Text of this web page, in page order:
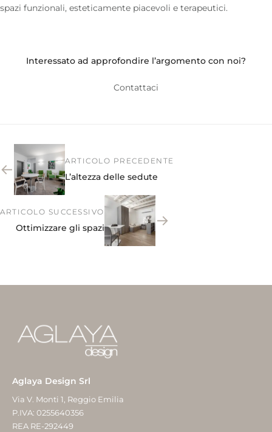
spazi funzionali, esteticamente piacevoli e terapeutici.
Interessato ad approfondire l’argomento con noi?
Contattaci
← ARTICOLO PRECEDENTE
L’altezza delle sedute
ARTICOLO SUCCESSIVO
Ottimizzare gli spazi →
Aglaya Design Srl
Via V. Monti 1, Reggio Emilia
P.IVA: 0255640356
REA RE-292449